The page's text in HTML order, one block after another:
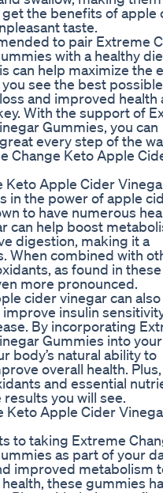
the benefits of apple
taste.
to pair Extreme
with a healthy
can help maximize the
see the best possible
and improved health
With the support of
Gummies, you can
every step of the
Change Keto Apple
Keto Apple Cider
in the power of apple
to have numerous
can help boost
digestion, making it a
When combined with
as found in these
more pronounced.
cider vinegar can
insulin
By incorporating
Gummies into
body’s natural ability to
overall health.
and essential
you will see.
Keto Apple Cider
to taking Extreme
as part of your
improved metabolism
these gummies